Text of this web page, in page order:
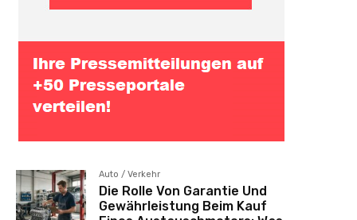
Auto / Verkehr
Die Rolle Von Garantie Und
Gewährleistung Beim Kauf